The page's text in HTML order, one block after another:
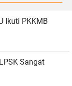
Ikuti PKKMB
Sangat